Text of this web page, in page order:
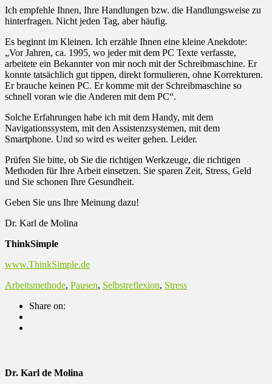
Ich empfehle Ihnen, Ihre Handlungen bzw. die Handlungsweise zu
hinterfragen. Nicht jeden Tag, aber häufig.
Es beginnt im Kleinen. Ich erzähle Ihnen eine kleine Anekdote:
„Vor Jahren, ca. 1995, wo jeder mit dem PC Texte verfasste,
arbeitete ein Bekannter von mir noch mit der Schreibmaschine. Er
konnte tatsächlich gut tippen, direkt formulieren, ohne Korrekturen.
Er brauche keinen PC. Er komme mit der Schreibmaschine so
schnell voran wie die Anderen mit dem PC“.
Solche Erfahrungen habe ich mit dem Handy, mit dem
Navigationssystem, mit den Assistenzsystemen, mit dem
Smartphone. Und so wird es weiter gehen. Leider.
Prüfen Sie bitte, ob Sie die richtigen Werkzeuge, die richtigen
Methoden für Ihre Arbeit einsetzen. Sie sparen Zeit, Stress, Geld
und Sie schonen Ihre Gesundheit.
Geben Sie uns Ihre Meinung dazu!
Dr. Karl de Molina
ThinkSimple
www.ThinkSimple.de
Arbeitsmethode, Pausen, Selbstreflexion, Stress
Share on:
Dr. Karl de Molina